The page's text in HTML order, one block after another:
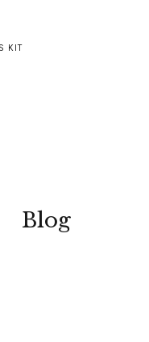
KIT
Blog